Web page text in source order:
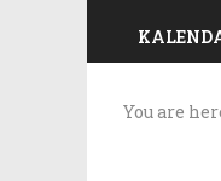
You are